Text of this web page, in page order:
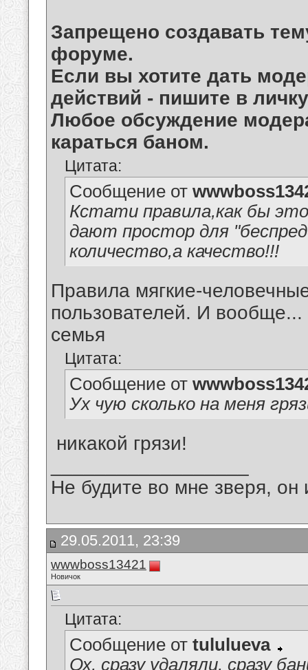
Запрещено создавать
форуме.
Если вы хотите дать
действий - пишите в
Любое обсуждение
караться баном.
Цитата:
Сообщение от
Кстати правила,как бы
дают простор для
количество,а качество!!!
Правила мягкие-
пользователей. И
семья
Цитата:
Сообщение от
Ух чую сколько на меня
никакой грязи!
Не будите во мне зверя, он
29.05.2011, 23:39
wwwboss13421
Новичок
Цитата:
Сообщение от tululueva
Ох, сразу удаляли, сразу